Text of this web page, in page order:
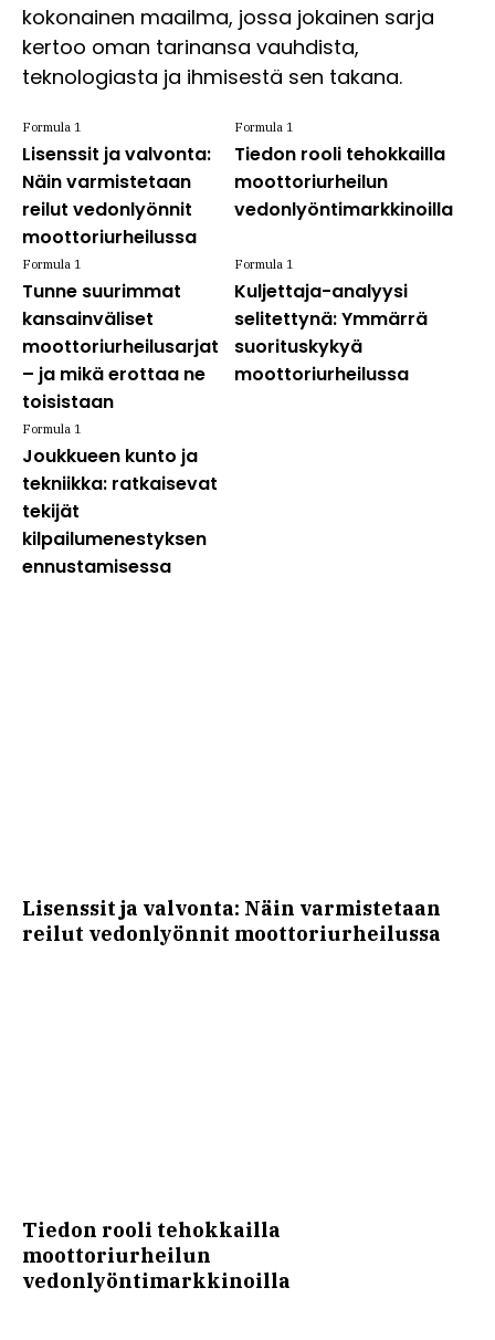
kokonainen maailma, jossa jokainen sarja
kertoo oman tarinansa vauhdista,
teknologiasta ja ihmisestä sen takana.
Lisenssit ja valvonta:
Näin varmistetaan
reilut vedonlyönnit
moottoriurheilussa
Formula 1
Tiedon rooli tehokkailla
moottoriurheilun
vedonlyöntimarkkinoilla
Formula 1
Tunne suurimmat
kansainväliset
moottoriurheilusarjat
– ja mikä erottaa ne
toisistaan
Formula 1
Kuljettaja-analyysi
selitettynä: Ymmärrä
suorituskykyä
moottoriurheilussa
Formula 1
Joukkueen kunto ja
tekniikka: ratkaisevat
tekijät
kilpailumenestyksen
ennustamisessa
Formula 1
Lisenssit ja valvonta: Näin varmistetaan
reilut vedonlyönnit moottoriurheilussa
Tiedon rooli tehokkailla
moottoriurheilun
vedonlyöntimarkkinoilla